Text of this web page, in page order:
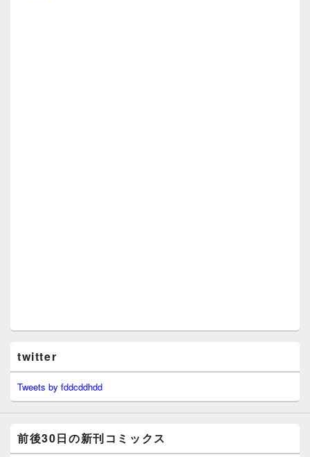
twitter
Tweets by fddcddhdd
前後30日の新刊コミックス